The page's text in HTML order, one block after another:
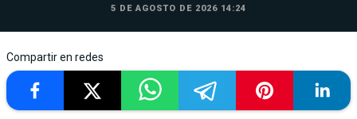
5 DE AGOSTO DE 2026 14:24
Compartir en redes